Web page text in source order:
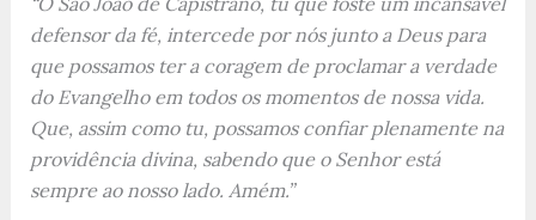
defensor da fé, intercede por nós junto a Deus para
que possamos ter a coragem de proclamar a verdade
do Evangelho em todos os momentos de nossa vida.
Que, assim como tu, possamos confiar plenamente na
providência divina, sabendo que o Senhor está
sempre ao nosso lado. Amém.”